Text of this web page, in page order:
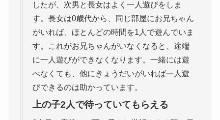
したが、次男と長女はよく一人遊びをしま
す。長女は0歳代から、同じ部屋にお兄ちゃん
がいれば、ほとんどの時間を1人で遊んでいま
す。これがお兄ちゃんがいなくなると、途端
に一人遊びができなくなります。一緒には遊
べなくても、他にきょうだいがいれば一人遊
びできるのは助かっています。
上の子2人で待っていてもらえる